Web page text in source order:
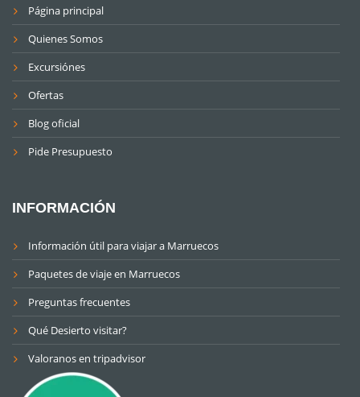
Página principal
Quienes Somos
Excursiónes
Ofertas
Blog oficial
Pide Presupuesto
INFORMACIÓN
Información útil para viajar a Marruecos
Paquetes de viaje en Marruecos
Preguntas frecuentes
Qué Desierto visitar?
Valoranos en tripadvisor